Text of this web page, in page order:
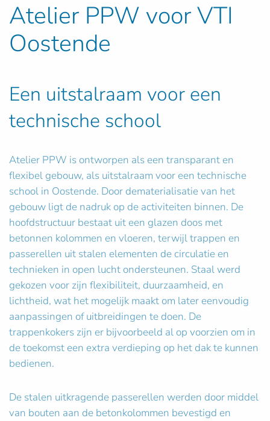
Atelier PPW voor VTI
Oostende
Een uitstalraam voor een
technische school
Atelier PPW is ontworpen als een transparant en
flexibel gebouw, als uitstalraam voor een technische
school in Oostende. Door dematerialisatie van het
gebouw ligt de nadruk op de activiteiten binnen. De
hoofdstructuur bestaat uit een glazen doos met
betonnen kolommen en vloeren, terwijl trappen en
passerellen uit stalen elementen de circulatie en
technieken in open lucht ondersteunen. Staal werd
gekozen voor zijn flexibiliteit, duurzaamheid, en
lichtheid, wat het mogelijk maakt om later eenvoudig
aanpassingen of uitbreidingen te doen. De
trappenkokers zijn er bijvoorbeeld al op voorzien om in
de toekomst een extra verdieping op het dak te kunnen
bedienen.
De stalen uitkragende passerellen werden door middel
van bouten aan de betonkolommen bevestigd en